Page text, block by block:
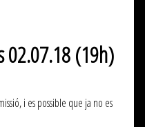
02.07.18 (19h)
i es possible que ja no es